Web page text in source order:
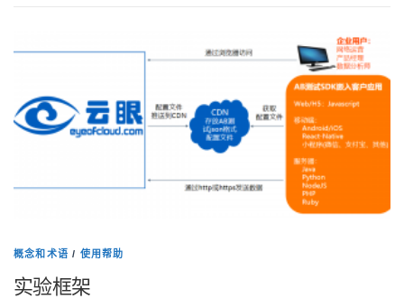
概念和术语 / 使用帮助
实验框架